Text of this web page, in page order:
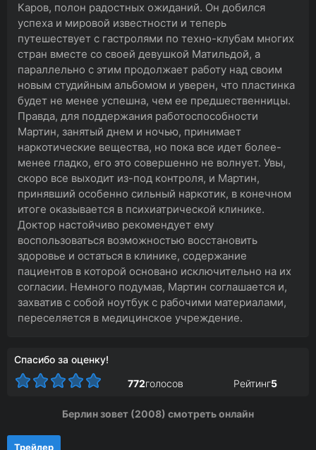
Каров, полон радостных ожиданий. Он добился
успеха и мировой известности и теперь
путешествует с гастролями по техно-клубам многих
стран вместе со своей девушкой Матильдой, а
параллельно с этим продолжает работу над своим
новым студийным альбомом и уверен, что пластинка
будет не менее успешна, чем ее предшественницы.
Правда, для поддержания работоспособности
Мартин, занятый днем и ночью, принимает
наркотические вещества, но пока все идет более-
менее гладко, его это совершенно не волнует. Увы,
скоро все выходит из-под контроля, и Мартин,
принявший особенно сильный наркотик, в конечном
итоге оказывается в психиатрической клинике.
Доктор настойчиво рекомендует ему
воспользоваться возможностью восстановить
здоровье и остаться в клинике, содержание
пациентов в которой основано исключительно на их
согласии. Немного подумав, Мартин соглашается и,
захватив с собой ноутбук с рабочими материалами,
переселяется в медицинское учреждение.
Спасибо за оценку!
772голосов Рейтинг5
Берлин зовет (2008) смотреть онлайн
Трейлер